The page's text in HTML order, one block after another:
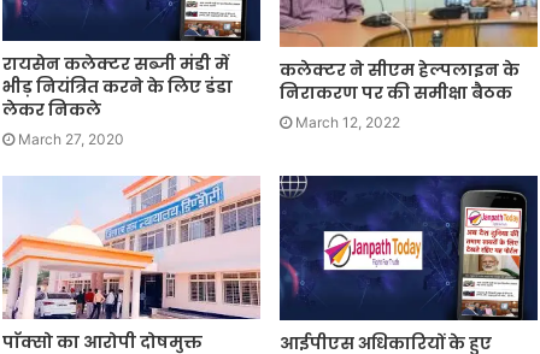
रायसेन कलेक्टर सब्जी मंडी में
भीड़ नियंत्रित करने के लिए डंडा
लेकर निकले
March 27, 2020
कलेक्टर ने सीएम हेल्पलाइन के
निराकरण पर की समीक्षा बैठक
March 12, 2022
पाॅक्सो का आरोपी दोषमुक्त
आईपीएस अधिकारियों के हुए